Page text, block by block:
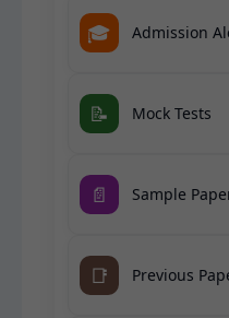
🎓 Admission
📝 Mock Tests
📄 Sample
📑 Previous